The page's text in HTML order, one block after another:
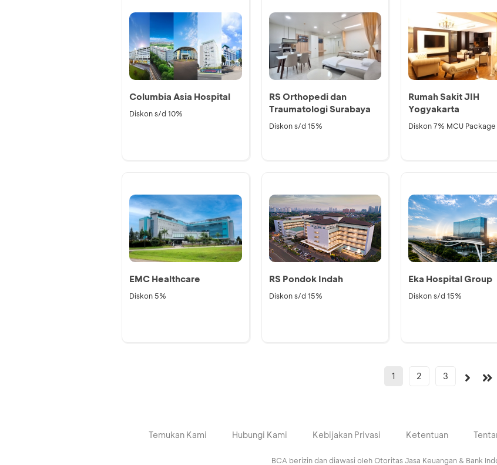
Columbia Asia Hospital
Diskon s/d 10%
RS Orthopedi dan
Traumatologi Surabaya
Diskon s/d 15%
Rumah Sakit JIH
Yogyakarta
Diskon 7% MCU Package
EMC Healthcare
Diskon 5%
RS Pondok Indah
Diskon s/d 15%
Eka Hospital Group
Diskon s/d 15%
1 2 3
Temukan Kami Hubungi Kami Kebijakan Privasi Ketentuan
BCA berizin dan diawasi oleh Otoritas Jasa Keuangan & Bank